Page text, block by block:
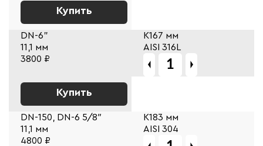
Купить
DN-6"
К167 мм
11,1 мм
AISI 316L
3800 ₽
Купить
DN-150, DN-6 5/8″
К183 мм
11,1 мм
AISI 304
4800 ₽